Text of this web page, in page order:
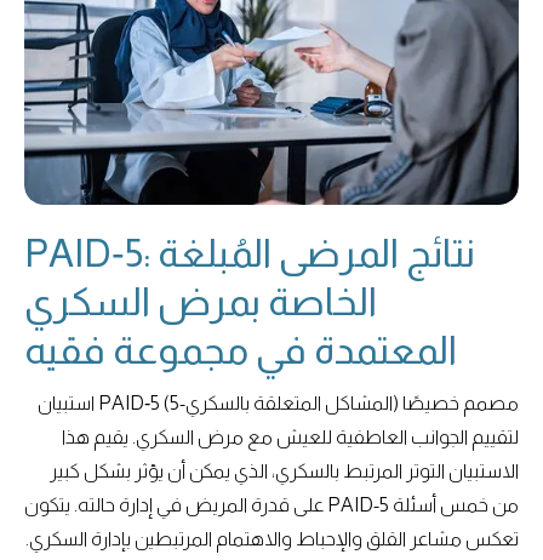
PAID‐5: نتائج المرضى المُبلغة
الخاصة بمرض السكري
المعتمدة في مجموعة فقيه
استبيان PAID‐5 (المشاكل المتعلقة بالسكري-5) مصمم خصيصًا
لتقييم الجوانب العاطفية للعيش مع مرض السكري. يقيم هذا
الاستبيان التوتر المرتبط بالسكري، الذي يمكن أن يؤثر بشكل كبير
على قدرة المريض في إدارة حالته. يتكون PAID-5 من خمس أسئلة
تعكس مشاعر القلق والإحباط والاهتمام المرتبطين بإدارة السكري.